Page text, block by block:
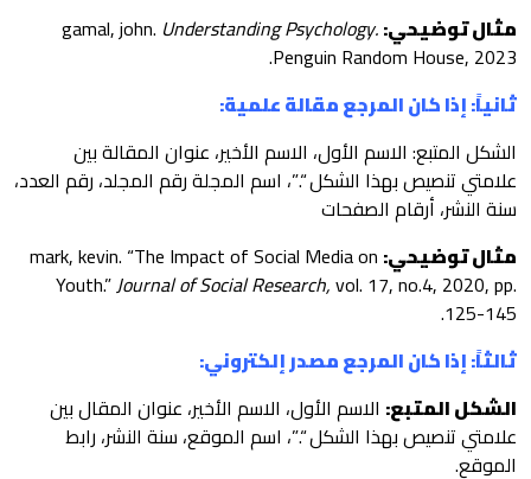
مثال توضيحي:Understanding Psychology.
Penguin Random House, 2023.
ثانياً: إذا كان المرجع مقالة علمية:
الشكل المتبع: الاسم الأول، الاسم الأخير، عنوان المقالة بين
علامتي تنصيص بهذا الشكل “.”، اسم المجلة رقم المجلد، رقم العدد،
سنة النشر، أرقام الصفحات
مثال توضيحي: mark, kevin. “The Impact of Social Media on
Youth.”Journal of Social Research,vol. 17, no.4, 2020, pp.
125-145.
ثالثاً: إذا كان المرجع مصدر إلكتروني:
الشكل المتبع: الاسم الأول، الاسم الأخير، عنوان المقال بين
علامتي تنصيص بهذا الشكل “.”، اسم الموقع، سنة النشر، رابط
الموقع.